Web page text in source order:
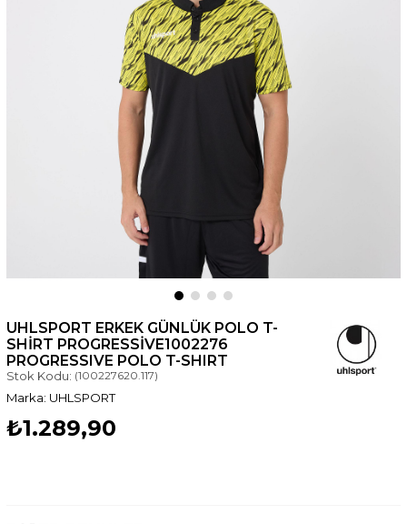
UHLSPORT ERKEK GÜNLÜK POLO T-
SHIRT PROGRESSIVE1002276
PROGRESSIVE POLO T-SHIRT
Stok Kodu: (100227620.117)
UHLSPORT
₺1.289,90